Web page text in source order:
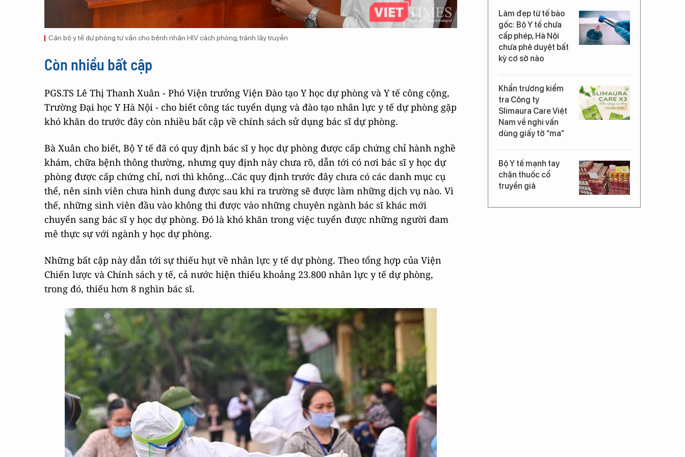
Cán bộ y tế dự phòng tư vấn cho bệnh nhân HIV cách phòng, tránh lây truyền
Còn nhiều bất cập
PGS.TS Lê Thị Thanh Xuân - Phó Viện trưởng Viện Đào tạo Y học dự phòng và Y tế công cộng,
Trường Đại học Y Hà Nội - cho biết công tác tuyển dụng và đào tạo nhân lực y tế dự phòng gặp
khó khăn do trước đây còn nhiều bất cập về chính sách sử dụng bác sĩ dự phòng.
Bà Xuân cho biết, Bộ Y tế đã có quy định bác sĩ y học dự phòng được cấp chứng chỉ hành nghề
khám, chữa bệnh thông thường, nhưng quy định này chưa rõ, dẫn tới có nơi bác sĩ y học dự
phòng được cấp chứng chỉ, nơi thì không…Các quy định trước đây chưa có các danh mục cụ
thể, nên sinh viên chưa hình dung được sau khi ra trường sẽ được làm những dịch vụ nào. Vì
thế, những sinh viên đầu vào không thi được vào những chuyên ngành bác sĩ khác mới
chuyển sang bác sĩ y học dự phòng. Đó là khó khăn trong việc tuyển được những người đam
mê thực sự với ngành y học dự phòng.
Những bất cập này dẫn tới sự thiếu hụt về nhân lực y tế dự phòng. Theo tổng hợp của Viện
Chiến lược và Chính sách y tế, cả nước hiện thiếu khoảng 23.800 nhân lực y tế dự phòng,
trong đó, thiếu hơn 8 nghìn bác sĩ.
Làm đẹp từ tế bào
gốc: Bộ Y tế chưa
cấp phép, Hà Nội
chưa phê duyệt bất
kỳ cơ sở nào
Khẩn trương kiểm
tra Công ty
Slimaura Care Việt
Nam về nghi vấn
dùng giấy tờ “ma”
Bộ Y tế mạnh tay
chặn thuốc cổ
truyền giả